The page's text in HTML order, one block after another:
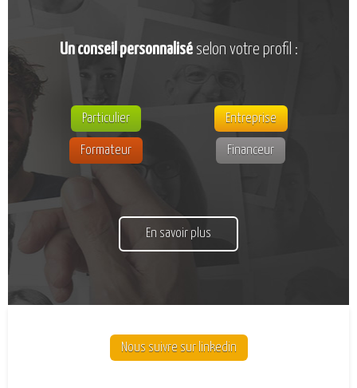
AGENDA
Un conseil personnaliséselon votre profil :
Particulier Entreprise
Formateur Financeur
En savoir plus
Nous suivre sur linkedin